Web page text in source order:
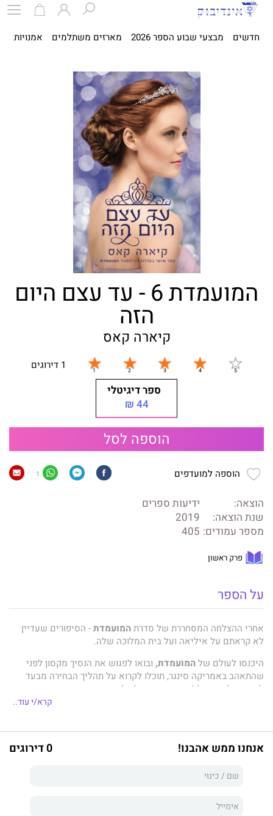
חדשים מבצעי שבוע הספר 2026 מארזים משתלמים אמנויות
המועמדת 6 - עד עצם היום
הזה
קיארה קאס
1 דירוגים
ספר דיגיטלי
44 ₪
הוספה לסל
הוספה למועדפים 1
הוצאה:
ידיעות ספרים
שנת הוצאה:
2019
מספר עמודים: 405
פרק ראשון
על הספר
אחרי ההצלחה המסחררת של סדרתהמועמדת- הסיפורים שעדיין
לא קראתם על איליאה ועל בית המלוכה שלה.
היכנסו לעולם שלהמועמדת, ובואו לפגוש את הנסיך מקסון לפני
שהתאהב באמריקה סינגר, תוכלו לקרוא על תהליך הבחירה מבעד
לעיניו של אסֶּפן לג'ר, השומר שנאלץ לראות את אהבתו הראשונה
נסחפת ממנו והלאה, ועל המועמדת שמתאהבת בבחור שאיננו הנסיך...
קיארה קאסמוסיפה פרטים על הגיבורות והגיבורים שאהבנו בסדרת
המעריצים ונחלה הצלחה בעולם כולו.
קרא/י עוד..
אנחנו ממש אהבנו! 0 דירוגים